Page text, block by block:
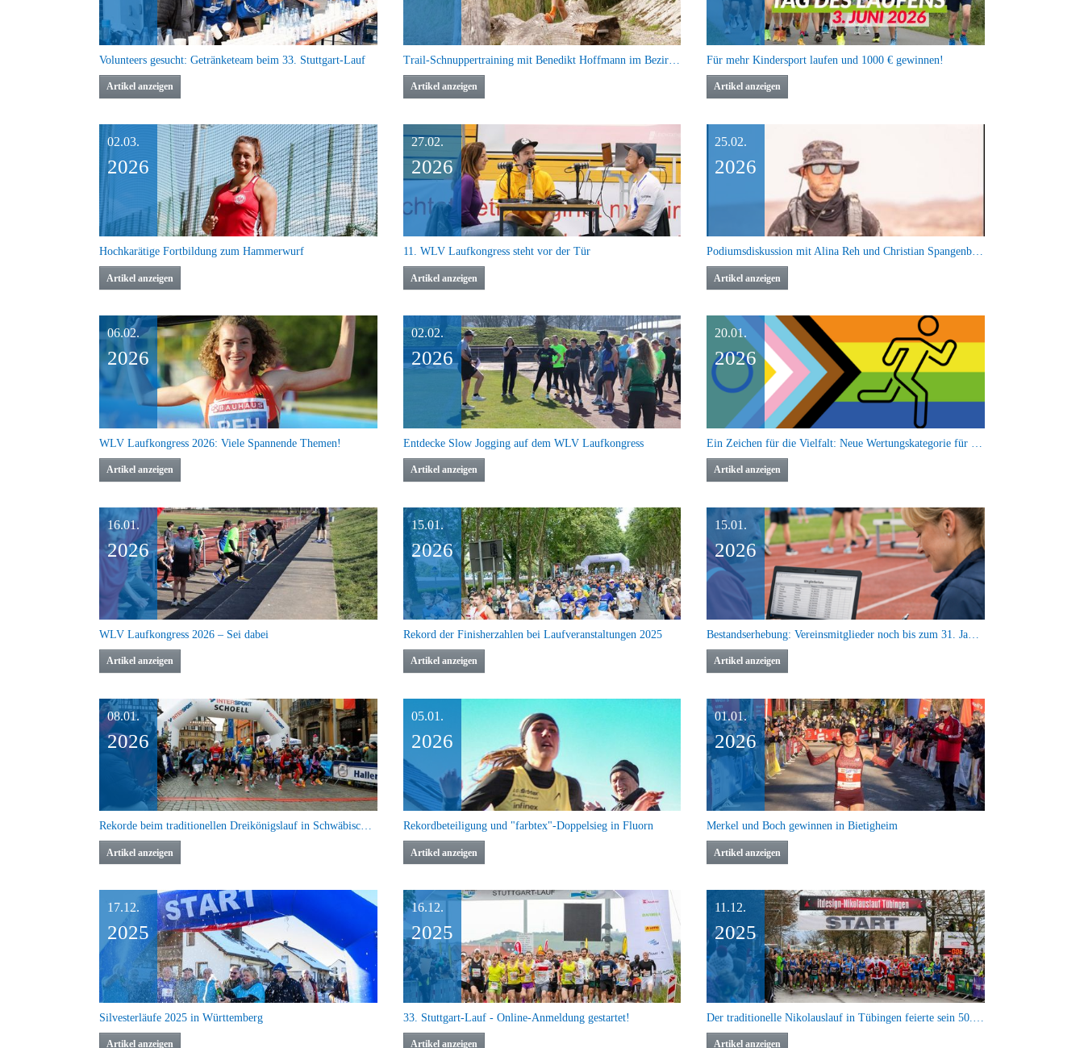
Volunteers gesucht: Getränketeam beim 33. Stuttgart-Lauf
Artikel anzeigen
Trail-Schnuppertraining mit Benedikt Hoffmann im Bezirk Hegau-Bodensee
Artikel anzeigen
Für mehr Kindersport laufen und 1000 € gewinnen!
Artikel anzeigen
02.03.
2026
Hochkarätige Fortbildung zum Hammerwurf
Artikel anzeigen
27.02.
2026
11. WLV Laufkongress steht vor der Tür
Artikel anzeigen
25.02.
2026
Podiumsdiskussion mit Alina Reh und Christian Spangenberger als Highlight beim WLV Laufkongress
Artikel anzeigen
06.02.
2026
WLV Laufkongress 2026: Viele Spannende Themen!
Artikel anzeigen
02.02.
2026
Entdecke Slow Jogging auf dem WLV Laufkongress
Artikel anzeigen
20.01.
2026
Artikel anzeigen
16.01.
2026
WLV Laufkongress 2026 – Sei dabei
Artikel anzeigen
15.01.
2026
Rekord der Finisherzahlen bei Laufveranstaltungen 2025
Artikel anzeigen
15.01.
2026
Artikel anzeigen
08.01.
2026
Rekorde beim traditionellen Dreikönigslauf in Schwäbisch Hall
Artikel anzeigen
05.01.
2026
Rekordbeteiligung und "farbtex"-Doppelsieg in Fluorn
Artikel anzeigen
01.01.
2026
Merkel und Boch gewinnen in Bietigheim
Artikel anzeigen
17.12.
2025
Silvesterläufe 2025 in Württemberg
Artikel anzeigen
16.12.
2025
33. Stuttgart-Lauf - Online-Anmeldung gestartet!
Artikel anzeigen
11.12.
2025
Artikel anzeigen